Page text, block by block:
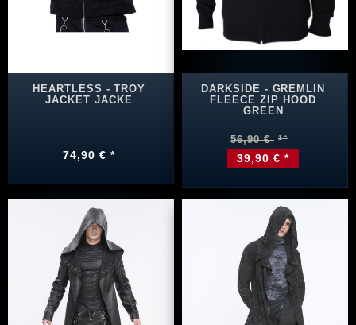
HEARTLESS - TROY
JACKET JACKE
74,90 € *
DARKSIDE - GREMLIN
FLEECE ZIP HOOD
GREEN
56,90 €
39,90 € *